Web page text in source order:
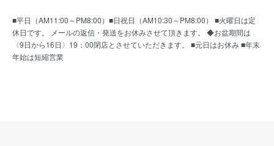
■平日（AM11:00～PM8:00）■日祝日（AM10:30～PM8:00） ■火曜日は定
休日です。 メールの返信・発送をお休みさせて頂きます。 ◆お盆期間は
〈9日から16日〉19：00閉店とさせていただきます。 ■元日はお休み ■年末
年始は短縮営業